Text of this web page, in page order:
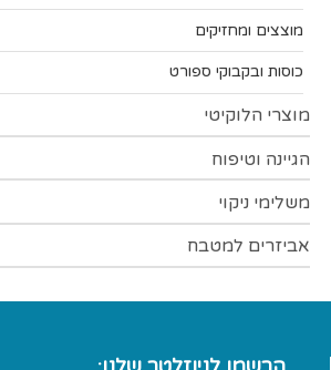
מוצצים ומחזיקים
כוסות ובקבוקי ספורט
מוצרי הלוקיטי
הגיינה וטיפוח
משלימי ניקוי
אביזרים למטבח